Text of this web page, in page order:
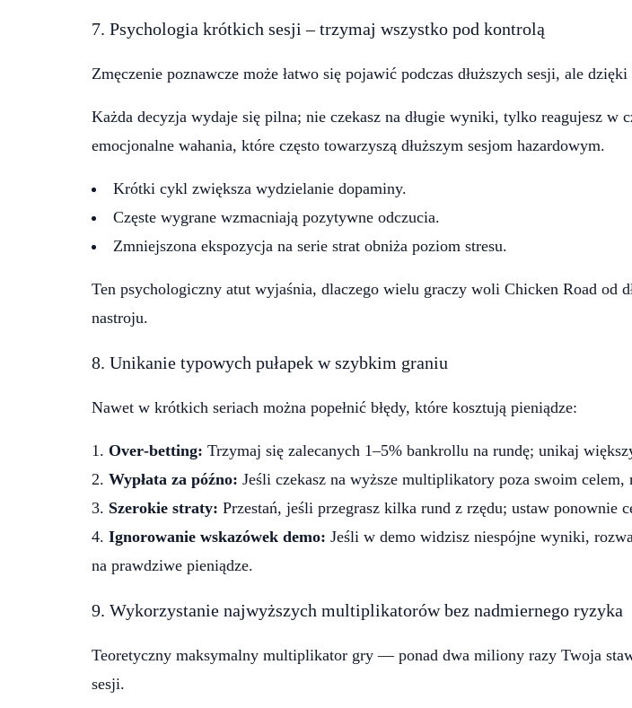
7. Psychologia krótkich sesji – trzymaj wszystko pod kontrolą
Zmęczenie poznawcze może łatwo się pojawić podczas dłuższych sesji, ale
Każda decyzja wydaje się pilna; nie czekasz na długie wyniki, tylko reagujesz
emocjonalne wahania, które często towarzyszą dłuższym sesjom hazardowym.
Krótki cykl zwiększa wydzielanie dopaminy.
Częste wygrane wzmacniają pozytywne odczucia.
Zmniejszona ekspozycja na serie strat obniża poziom stresu.
Ten psychologiczny atut wyjaśnia, dlaczego wielu graczy woli Chicken Road od
nastroju.
8. Unikanie typowych pułapek w szybkim graniu
Nawet w krótkich seriach można popełnić błędy, które kosztują pieniądze:
Over‑betting: Trzymaj się zalecanych 1–5% bankrollu na rundę; unikaj
Wypłata za późno: Jeśli czekasz na wyższe multiplikatory poza swoim
Szerokie straty: Przestań, jeśli przegrasz kilka rund z rzędu; ustaw ponownie
Ignorowanie wskazówek demo: Jeśli w demo widzisz niespójne wyniki,
na prawdziwe pieniądze.
9. Wykorzystanie najwyższych multiplikatorów bez nadmiernego ryzyka
Teoretyczny maksymalny multiplikator gry — ponad dwa miliony razy Twoja
sesji.